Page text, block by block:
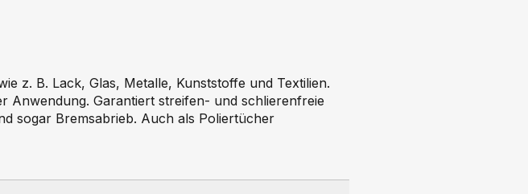
z. B. Lack, Glas, Metalle, Kunststoffe und Textilien.
Anwendung. Garantiert streifen- und schlierenfreie
sogar Bremsabrieb. Auch als Poliertücher